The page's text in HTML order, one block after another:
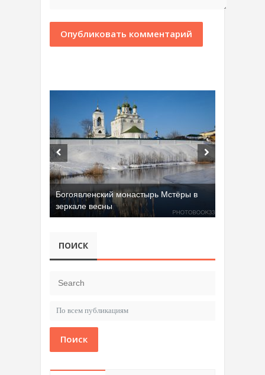
Богоявленский монастырь Мстёры в
зеркале весны
Добрятинский карьер (д. Алферово)
ПОИСК
Поиск